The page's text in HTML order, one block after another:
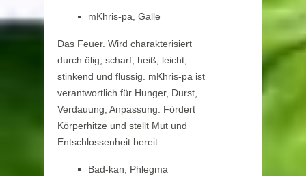
mKhris-pa, Galle
Das Feuer. Wird charakterisiert
durch ölig, scharf, heiß, leicht,
stinkend und flüssig. mKhris-pa ist
verantwortlich für Hunger, Durst,
Verdauung, Anpassung. Fördert
Körperhitze und stellt Mut und
Entschlossenheit bereit.
Bad-kan, Phlegma